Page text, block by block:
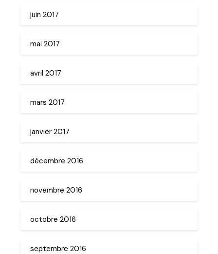
juin 2017
mai 2017
avril 2017
mars 2017
janvier 2017
décembre 2016
novembre 2016
octobre 2016
septembre 2016